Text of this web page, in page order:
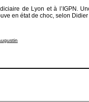
de Lyon et à l’IGPN.
en état de choc, selon